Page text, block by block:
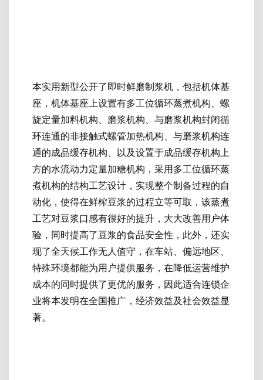
本实用新型公开了即时鲜磨制浆机，包括机体基
座，机体基座上设置有多工位循环蒸煮机构、螺
旋定量加料机构、磨浆机构、与磨浆机构封闭循
环连通的非接触式螺管加热机构、与磨浆机构连
通的成品缓存机构、以及设置于成品缓存机构上
方的水流动力定量加糖机构，采用多工位循环蒸
煮机构的结构工艺设计，实现整个制备过程的自
动化，使得在鲜榨豆浆的过程立等可取，该蒸煮
工艺对豆浆口感有很好的提升，大大改善用户体
验，同时提高了豆浆的食品安全性，此外，还实
现了全天候工作无人值守，在车站、偏远地区、
特殊环境都能为用户提供服务，在降低运营维护
成本的同时提供了更优的服务，因此适合连锁企
业将本发明在全国推广，经济效益及社会效益显
著。